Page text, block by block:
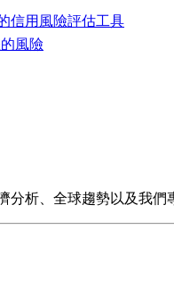
信用風險評估工具
風險
分析、全球趨勢以及我們